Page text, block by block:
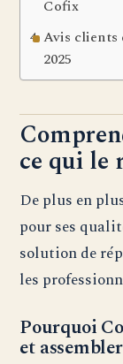
Cofix
Avis clients
2025
ce qui le
De plus en
pour ses
solution de
les
Pourquoi
et